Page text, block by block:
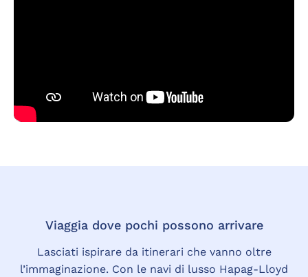
Viaggia dove pochi possono arrivare
Lasciati ispirare da itinerari che vanno oltre
l’immaginazione. Con le navi di lusso Hapag-Lloyd